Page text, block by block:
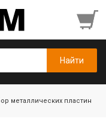
металлических пластин